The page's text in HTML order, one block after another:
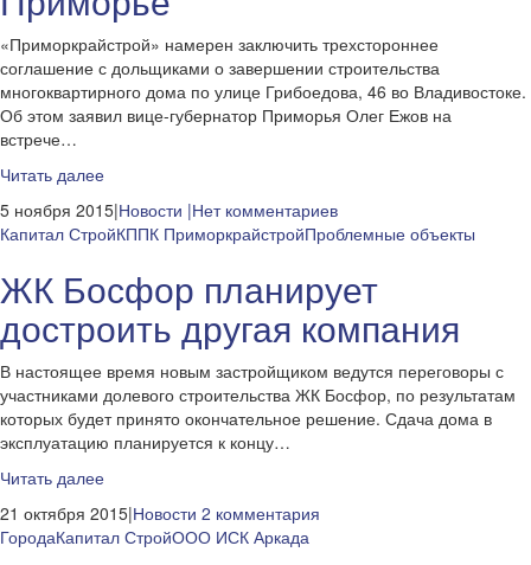
«Приморкрайстрой» намерен заключить трехстороннее
соглашение с дольщиками о завершении строительства
многоквартирного дома по улице Грибоедова, 46 во Владивостоке.
Об этом заявил вице-губернатор Приморья Олег Ежов на
встрече…
Читать далее
5 ноября 2015|Новости |Нет комментариев
Капитал СтройКППК ПриморкрайстройПроблемные объекты
ЖК Босфор планирует
достроить другая компания
В настоящее время новым застройщиком ведутся переговоры с
участниками долевого строительства ЖК Босфор, по результатам
которых будет принято окончательное решение. Сдача дома в
эксплуатацию планируется к концу…
Читать далее
21 октября 2015|Новости 2 комментария
ГородаКапитал СтройООО ИСК Аркада